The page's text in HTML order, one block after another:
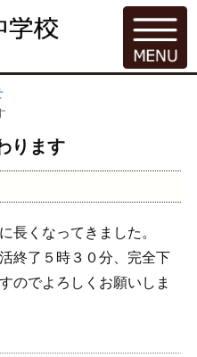
ります
長くなってきました。
終了５時３０分、完全下
のでよろしくお願いしま